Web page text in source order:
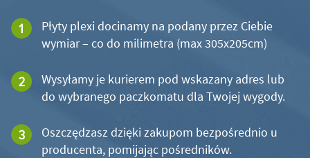
Płyty plexi docinamy na podany przez Ciebie
wymiar – co do milimetra (max 305x205cm)
Wysyłamy je kurierem pod wskazany adres lub
do wybranego paczkomatu dla Twojej wygody.
Oszczędzasz dzięki zakupom bezpośrednio u
producenta, pomijając pośredników.